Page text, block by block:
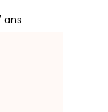
ans